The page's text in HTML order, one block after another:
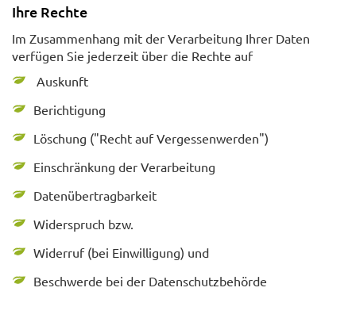
Ihre Rechte
Im Zusammenhang mit der Verarbeitung Ihrer Daten
verfügen Sie jederzeit über die Rechte auf
Auskunft
Berichtigung
Löschung ("Recht auf Vergessenwerden")
Einschränkung der Verarbeitung
Datenübertragbarkeit
Widerspruch bzw.
Widerruf (bei Einwilligung) und
Beschwerde bei der Datenschutzbehörde